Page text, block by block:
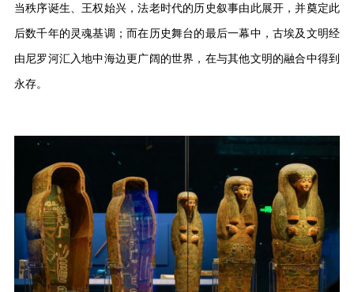
当秩序诞生、王权始兴，法老时代的历史叙事由此展开，并奠定此
后数千年的灵魂基调；而在历史舞台的最后一幕中，古埃及文明经
由尼罗河汇入地中海边更广阔的世界，在与其他文明的融合中得到
永存。